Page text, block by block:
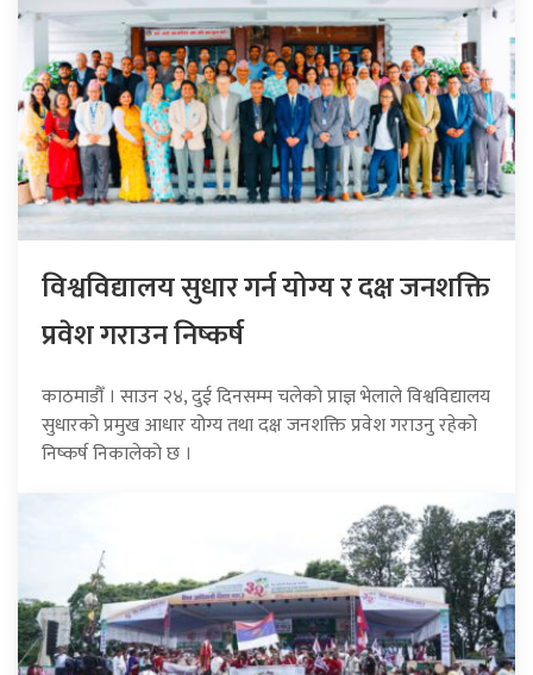
विश्वविद्यालय सुधार गर्न योग्य र दक्ष जनशक्ति
प्रवेश गराउन निष्कर्ष
काठमाडौँ । साउन २४, दुई दिनसम्म चलेको प्राज्ञ भेलाले विश्वविद्यालय
सुधारको प्रमुख आधार योग्य तथा दक्ष जनशक्ति प्रवेश गराउनु रहेको
निष्कर्ष निकालेको छ ।